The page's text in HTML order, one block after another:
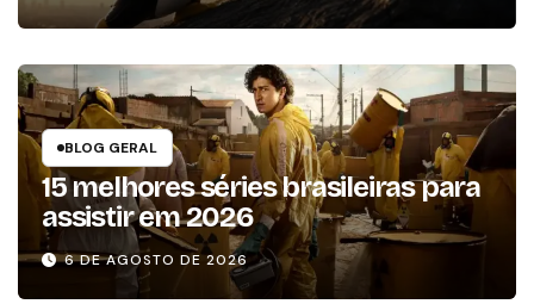
BLOG GERAL
15 melhores séries brasileiras para
assistir em 2026
6 DE AGOSTO DE 2026